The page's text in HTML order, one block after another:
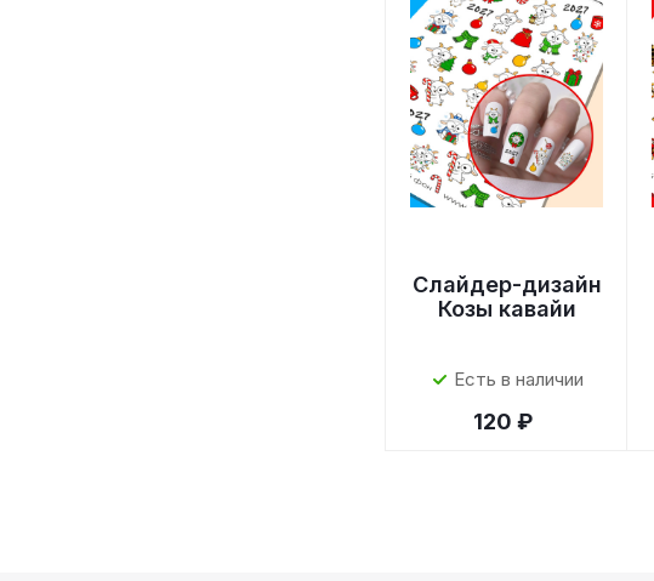
Слайдер-дизайн
Козы кавайи
Есть в наличии
120 ₽